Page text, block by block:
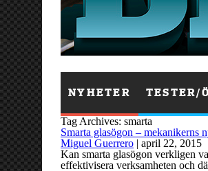
NYHETER TESTER/
Tag Archives: smarta
Smarta glasögon – mekanikerns
Miguel Guerrero | april 22, 2015
Kan smarta glasögon verkligen
effektivisera verksamheten och